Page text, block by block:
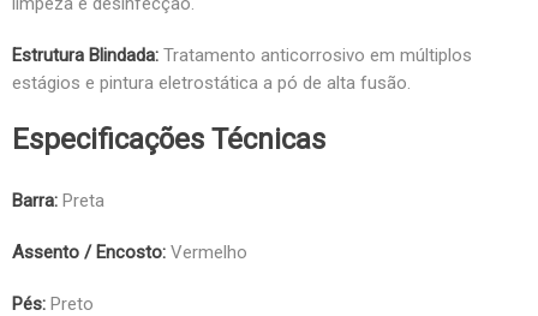
Estrutura Blindada: Tratamento anticorrosivo em múltiplos
estágios e pintura eletrostática a pó de alta fusão.
Especificações Técnicas
Barra: Preta
Assento / Encosto: Vermelho
Pés: Preto